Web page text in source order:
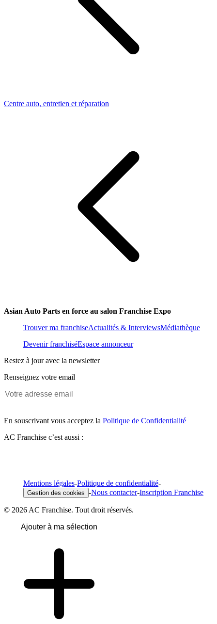
Centre auto, entretien et réparation
Asian Auto Parts en force au salon Franchise Expo
Trouver ma franchiseActualités & InterviewsMédiathèque
Devenir franchiséEspace annonceur
Restez à jour avec la newsletter
Renseignez votre email
En souscrivant vous acceptez la Politique de Confidentialité
AC Franchise c’est aussi :
Mentions légales-Politique de confidentialité-
Gestion des cookies -Nous contacter-Inscription Franchise
© 2026 AC Franchise. Tout droit réservés.
Ajouter à ma sélection